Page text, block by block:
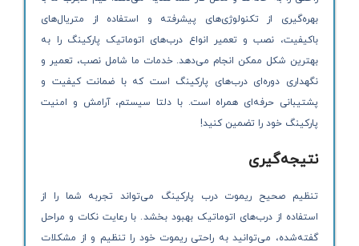
بهره‌گیری از تکنولوژی‌های پیشرفته و استفاده از متریال‌های
باکیفیت، نصب و تعمیر انواع درب‌های اتوماتیک پارکینگ را به
بهترین شکل ممکن انجام می‌دهد. خدمات ما شامل نصب، تعمیر و
نگهداری دوره‌ای درب‌های پارکینگ است که با ضمانت کیفیت و
پشتیبانی حرفه‌ای همراه است. با دلتا سیستم، آرامش و امنیت
پارکینگ خود را تضمین کنید!
نتیجه‌گیری
تنظیم صحیح ریموت درب پارکینگ می‌تواند تجربه شما را از
استفاده از درب‌های اتوماتیک بهبود بخشد. با رعایت نکات و مراحل
گفته‌شده، می‌توانید به راحتی ریموت خود را تنظیم و از مشکلات